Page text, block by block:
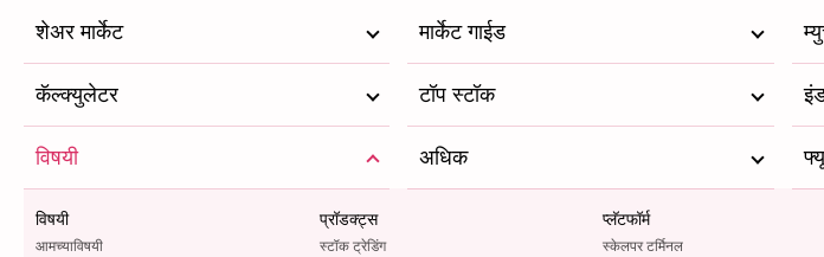
शेअर मार्केट मार्केट गाईड
कॅल्क्युलेटर टॉप स्टॉक
विषयी
विषयी
आमच्याविषयी
प्रॉडक्ट्स
स्टॉक ट्रेडिंग
प्लॅटफॉर्म
स्केलपर टर्मिनल
अधिक